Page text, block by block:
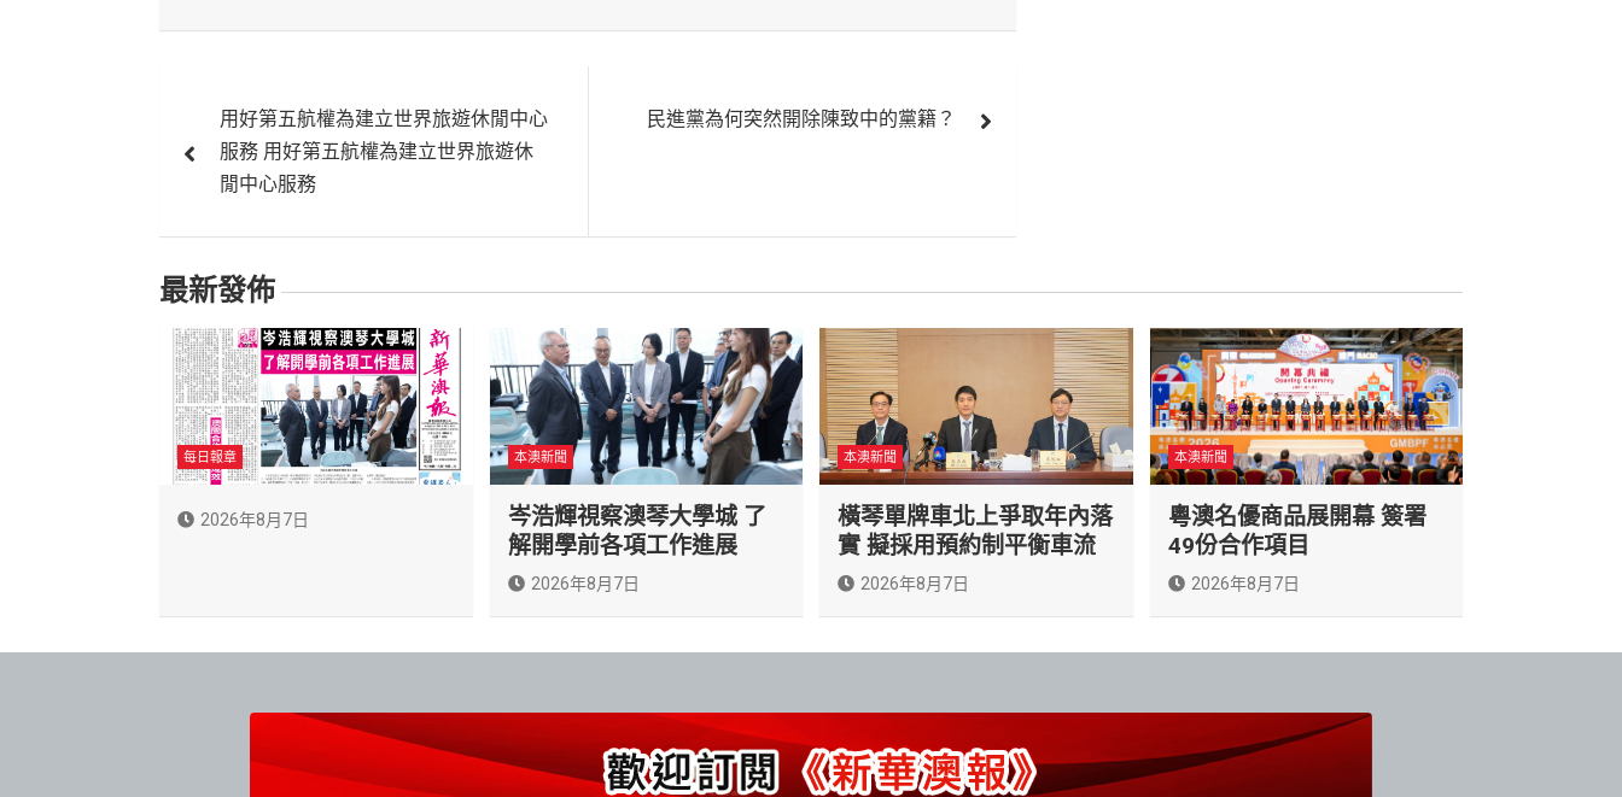
章
覽
用好第五航權為建立世界旅遊休閒中心
服務 用好第五航權為建立世界旅遊休
閒中心服務
民進黨為何突然開除陳致中的黨籍？
最新發佈
每日報章
2026年8月7日
本澳新聞
岑浩輝視察澳琴大學城 了
解開學前各項工作進展
2026年8月7日
本澳新聞
橫琴單牌車北上爭取年內落
實 擬採用預約制平衡車流
2026年8月7日
本澳新聞
粵澳名優商品展開幕 簽署
49份合作項目
2026年8月7日